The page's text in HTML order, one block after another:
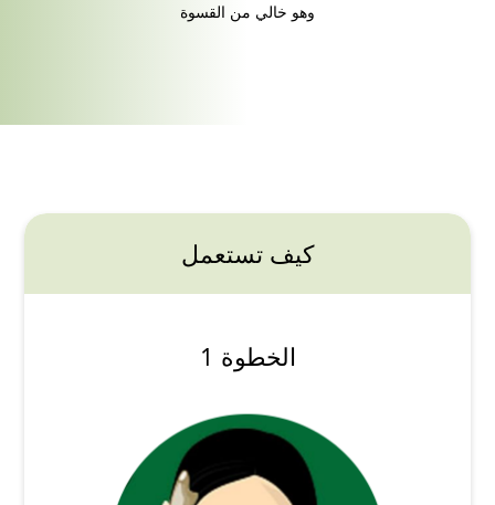
وهو خالي من القسوة
كيف تستعمل
الخطوة 1